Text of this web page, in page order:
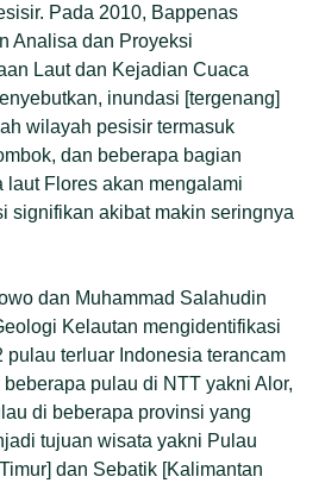
Pada 2010, Bappenas
Analisa dan Proyeksi
Laut dan Kejadian Cuaca
inundasi [tergenang]
wilayah pesisir termasuk
dan beberapa bagian
laut Flores akan mengalami
signifikan akibat makin seringnya
dan Muhammad Salahudin
Kelautan mengidentifikasi
pulau terluar Indonesia terancam
pulau di NTT yakni Alor,
di beberapa provinsi yang
tujuan wisata yakni Pulau
dan Sebatik [Kalimantan